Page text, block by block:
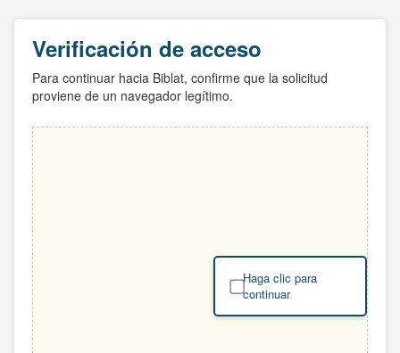
Verificación de acceso
Para continuar hacia Biblat, confirme que la solicitud
proviene de un navegador legítimo.
Haga clic para
continuar